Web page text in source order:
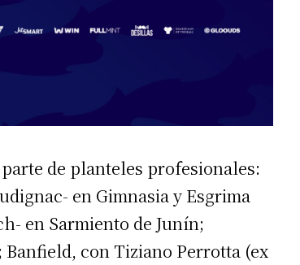
de planteles profesionales:
en Gimnasia y Esgrima
en Sarmiento de Junín;
con Tiziano Perrotta (ex